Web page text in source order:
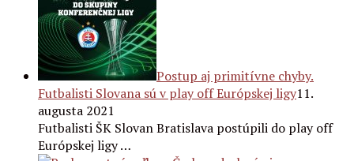
Postup aj primitívne chyby.
Futbalisti Slovana sú v play off Európskej ligy11.
augusta 2021
Futbalisti ŠK Slovan Bratislava postúpili do play off
Európskej ligy …